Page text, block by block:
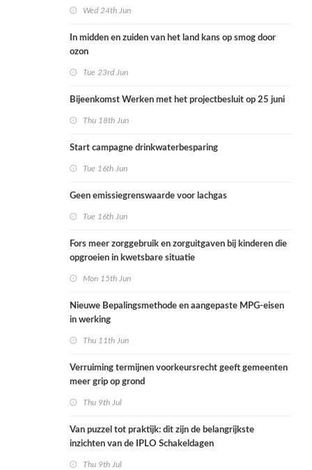
Wed 24th Jun
In midden en zuiden van het land kans op smog door
ozon
Tue 23rd Jun
Bijeenkomst Werken met het projectbesluit op 25 juni
Thu 18th Jun
Start campagne drinkwaterbesparing
Tue 16th Jun
Geen emissiegrenswaarde voor lachgas
Tue 16th Jun
Fors meer zorggebruik en zorguitgaven bij kinderen die
opgroeien in kwetsbare situatie
Mon 15th Jun
Nieuwe Bepalingsmethode en aangepaste MPG-eisen
in werking
Thu 11th Jun
Verruiming termijnen voorkeursrecht geeft gemeenten
meer grip op grond
Thu 9th Jul
Van puzzel tot praktijk: dit zijn de belangrijkste
inzichten van de IPLO Schakeldagen
Thu 9th Jul